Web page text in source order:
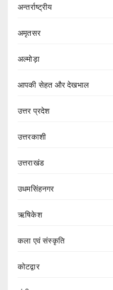
अन्तर्राष्ट्रीय
अमृतसर
अल्मोड़ा
आपकी सेहत और देखभाल
उत्तर प्रदेश
उत्तरकाशी
उत्तराखंड
उधमसिंहनगर
ऋषिकेश
कला एवं संस्कृति
कोटद्वार